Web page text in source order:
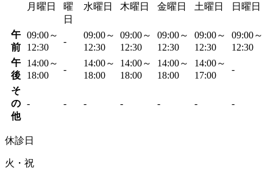
月曜日
曜
日
水曜日 木曜日 金曜日 土曜日 日曜日
午
前
09:00～
12:30
-
09:00～
12:30
09:00～
12:30
09:00～
12:30
09:00～
12:30
09:00～
12:30
午
後
14:00～
18:00
-
14:00～
18:00
14:00～
18:00
14:00～
18:00
14:00～
17:00
-
そ
の
他
- - - - - - -
休診日
火・祝